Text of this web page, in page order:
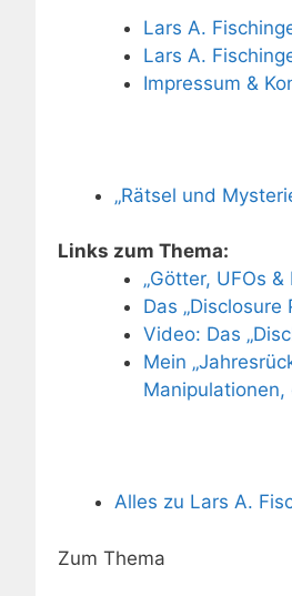
Lars A.
Lars A.
Impressum &
„Rätsel und
Links zum Thema:
„Götter, UFOs &
Das „Disclosure
Video: Das
Mein
Alles zu Lars A.
Zum Thema